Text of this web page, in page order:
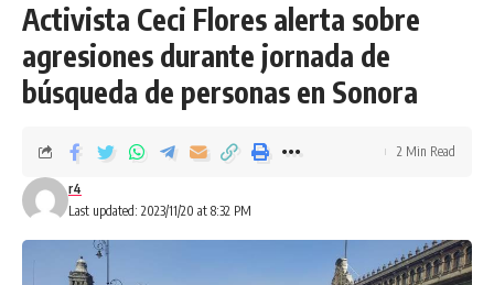
Activista Ceci Flores alerta sobre
agresiones durante jornada de
búsqueda de personas en Sonora
Last updated: 2023/11/20 at 8:32 PM
r4
2 Min Read